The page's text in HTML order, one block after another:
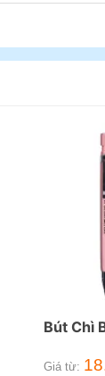
Bút Chì
Giá từ: